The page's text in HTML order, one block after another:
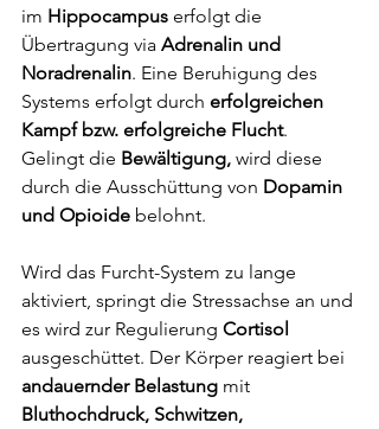
im Hippocampus erfolgt die
Übertragung via Adrenalin und
Noradrenalin. Eine Beruhigung des
Systems erfolgt durch erfolgreichen
Kampf bzw. erfolgreiche Flucht.
Gelingt die Bewältigung, wird diese
durch die Ausschüttung von Dopamin
und Opioide belohnt.
Wird das Furcht-System zu lange
aktiviert, springt die Stressachse an und
es wird zur Regulierung Cortisol
ausgeschüttet. Der Körper reagiert bei
andauernder Belastung mit
Bluthochdruck, Schwitzen,